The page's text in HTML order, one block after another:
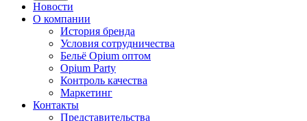
Новости
О компании
История бренда
Условия сотрудничества
Бельё Opium оптом
Opium Party
Контроль качества
Маркетинг
Контакты
Представительства